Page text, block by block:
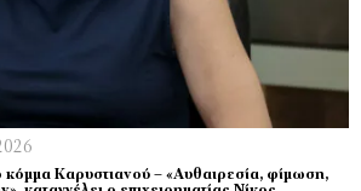
Καρυστιανού – «Αυθαιρεσία, φίμωση,